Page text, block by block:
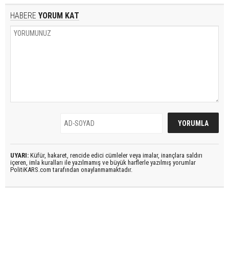
HABERE YORUM KAT
UYARI: Küfür, hakaret, rencide edici cümleler veya imalar, inançlara saldırı
içeren, imla kuralları ile yazılmamış ve büyük harflerle yazılmış yorumlar
PolitiKARS.com tarafından onaylanmamaktadır.